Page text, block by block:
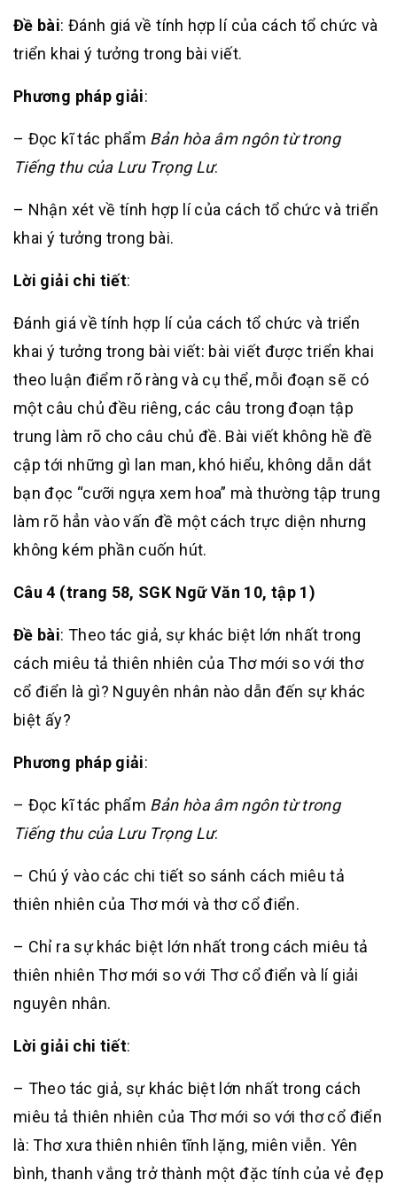
Đề bài: Đánh giá về tính hợp lí của cách tổ chức và
triển khai ý tưởng trong bài viết.
Phương pháp giải:
– Đọc kĩ tác phẩm Bản hòa âm ngôn từ trong
Tiếng thu của Lưu Trọng Lư.
– Nhận xét về tính hợp lí của cách tổ chức và triển
khai ý tưởng trong bài.
Lời giải chi tiết:
Đánh giá về tính hợp lí của cách tổ chức và triển
khai ý tưởng trong bài viết: bài viết được triển khai
theo luận điểm rõ ràng và cụ thể, mỗi đoạn sẽ có
một câu chủ đều riêng, các câu trong đoạn tập
trung làm rõ cho câu chủ đề. Bài viết không hề đề
cập tới những gì lan man, khó hiểu, không dẫn dắt
bạn đọc “cưỡi ngựa xem hoa” mà thường tập trung
làm rõ hẳn vào vấn đề một cách trực diện nhưng
không kém phần cuốn hút.
Câu 4 (trang 58, SGK Ngữ Văn 10, tập 1)
Đề bài: Theo tác giả, sự khác biệt lớn nhất trong
cách miêu tả thiên nhiên của Thơ mới so với thơ
cổ điển là gì? Nguyên nhân nào dẫn đến sự khác
biệt ấy?
Phương pháp giải:
– Đọc kĩ tác phẩm Bản hòa âm ngôn từ trong
Tiếng thu của Lưu Trọng Lư.
– Chú ý vào các chi tiết so sánh cách miêu tả
thiên nhiên của Thơ mới và thơ cổ điển.
– Chỉ ra sự khác biệt lớn nhất trong cách miêu tả
thiên nhiên Thơ mới so với Thơ cổ điển và lí giải
nguyên nhân.
Lời giải chi tiết:
– Theo tác giả, sự khác biệt lớn nhất trong cách
miêu tả thiên nhiên của Thơ mới so với thơ cổ điển
là: Thơ xưa thiên nhiên tĩnh lặng, miên viễn. Yên
bình, thanh vắng trở thành một đặc tính của vẻ đẹp